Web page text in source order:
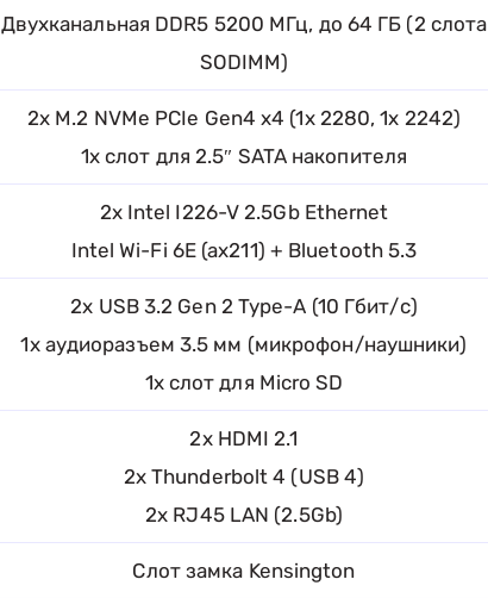
Двухканальная DDR5 5200 МГц, до 64 ГБ (2 слота
SODIMM)
2x M.2 NVMe PCIe Gen4 x4 (1x 2280, 1x 2242)
1x слот для 2.5″ SATA накопителя
2x Intel I226-V 2.5Gb Ethernet
Intel Wi-Fi 6E (ax211) + Bluetooth 5.3
2x USB 3.2 Gen 2 Type-A (10 Гбит/с)
1x аудиоразъем 3.5 мм (микрофон/наушники)
1x слот для Micro SD
2x HDMI 2.1
2x Thunderbolt 4 (USB 4)
2x RJ45 LAN (2.5Gb)
Слот замка Kensington